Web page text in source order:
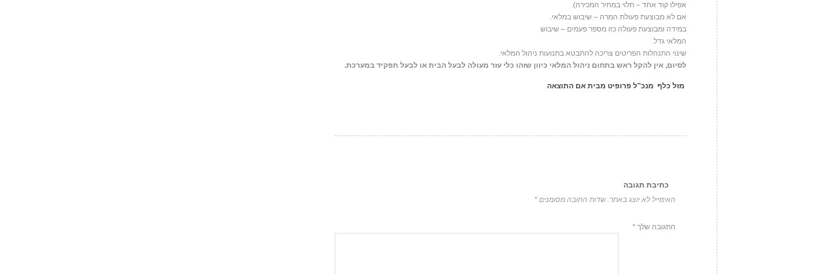
אפילו קוד אחד – תלוי במחיר המכירה).
אם לא מבוצעת פעולת המרה – שיבוש במלאי.
במידה ומבוצעת פעולה כזו מספר פעמים – שיבוש
המלאי גדל.
שינוי התנהלות הפריטים צריכה להתבטא בתנועות ניהול המלאי.
לסיום, אין להקל ראש בתחום ניהול המלאי כיוון שזהו כלי עזר מעולה לבעל הבית או לבעל תפקיד במערכת.
מזל כלף מנכ"לפרופיט מבית אם התוצאה
כתיבת תגובה
האימייל לא יוצג באתר. שדות החובה מסומנים *
התגובה שלך *